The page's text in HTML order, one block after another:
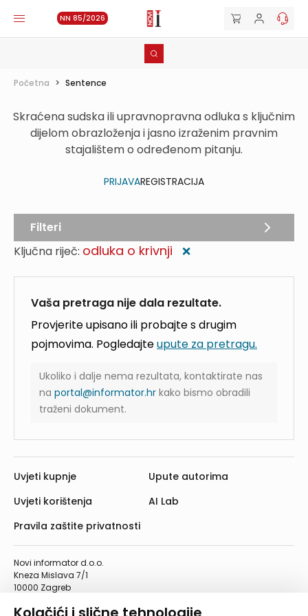
NN 85/2026
Početna > Sentence
Skraćena sudska ili upravnopravna odluka s ključnim
dijelom obrazloženja i jasno izraženim pravnim
stajalištem o određenom pitanju.
PRIJAVAREGISTRACIJA
Ključna riječ: odluka o krivnji ❌
Vaša pretraga nije dala rezultate.
Provjerite upisano ili probajte s drugim
pojmovima. Pogledajteupute za pretragu.
Ukoliko i dalje nema rezultata, kontaktirate nas
na portal@informator.hr kako bismo obradili
traženi dokument.
Filteri
Novi informator d.o.o.
Kneza Mislava 7/1
10000 Zagreb
Telefaks: 01/4612-553
Uvjeti kupnje
Uvjeti korištenja
Pravila zaštite privatnosti
Upute autorima
AI Lab